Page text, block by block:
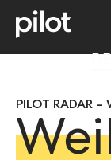
PILOT RADAR –